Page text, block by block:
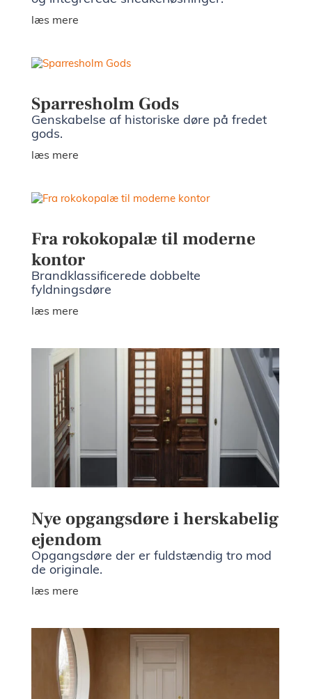
læs mere
Sparresholm Gods
Genskabelse af historiske døre på fredet
gods.
læs mere
Fra rokokopalæ til moderne
kontor
Brandklassificerede dobbelte
fyldningsdøre
læs mere
Nye opgangsdøre i herskabelig
ejendom
Opgangsdøre der er fuldstændig tro mod
de originale.
læs mere